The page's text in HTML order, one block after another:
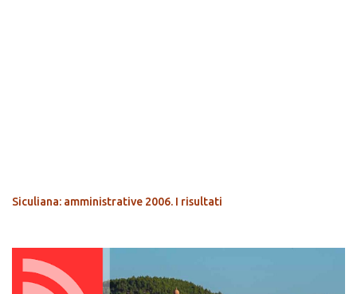
Siculiana: amministrative 2006. I risultati